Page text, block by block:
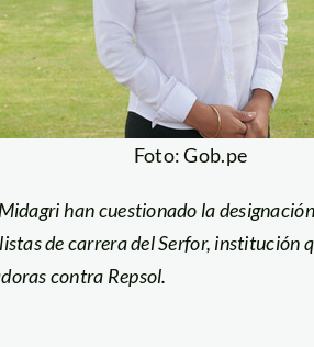
Foto: Gob.pe
han cuestionado la
de carrera del Serfor, institución
contra Repsol.